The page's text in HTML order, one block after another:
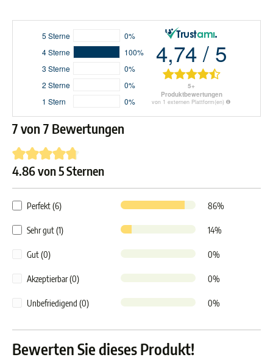
7 von 7 Bewertungen
Durchschnittliche Bewertung von 4.8 von 5 Sternen
4.86 von 5 Sternen
Perfekt (6) 86%
Sehr gut (1) 14%
Gut (0) 0%
Akzeptierbar (0) 0%
Unbefriedigend (0) 0%
Bewerten Sie dieses Produkt!